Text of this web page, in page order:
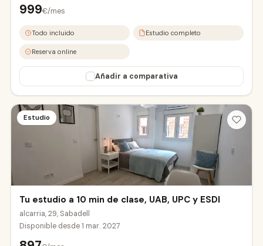
999€/mes
Todo incluido Estudio completo
Reserva online
Añadir a comparativa
Estudio
Tu estudio a 10 min de clase, UAB, UPC y ESDI
alcarria, 29, Sabadell
Disponible desde1 mar. 2027
OVIEDO2-A
OVIEDO2-B